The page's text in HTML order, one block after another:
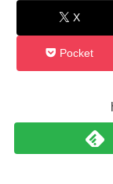
X
Pocket